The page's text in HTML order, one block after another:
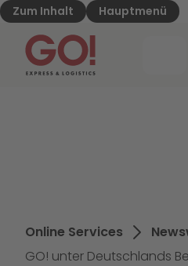
Zum Inhalt Hauptmenü
GO! Express & Logistics -
Online Services